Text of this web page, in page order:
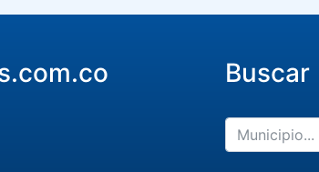
Buscar